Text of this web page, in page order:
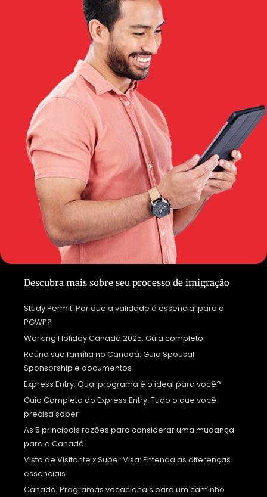
Descubra mais sobre seu processo de imigração
Study Permit: Por que a validade é essencial para o
PGWP?
Working Holiday Canadá 2025: Guia completo
Reúna sua família no Canadá: Guia Spousal
Sponsorship e documentos
Express Entry: Qual programa é o ideal para você?
Guia Completo do Express Entry: Tudo o que você
precisa saber
As 5 principais razões para considerar uma mudança
para o Canadá
Visto de Visitante x Super Visa: Entenda as diferenças
essenciais
Canadá: Programas vocacionais para um caminho